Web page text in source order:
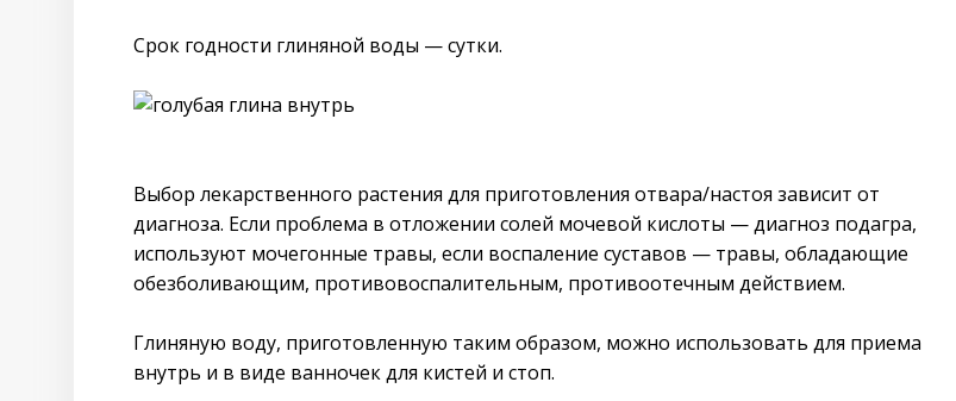
Срок годности глиняной воды — сутки.
Выбор лекарственного растения для приготовления отвара/настоя зависит от
диагноза. Если проблема в отложении солей мочевой кислоты — диагноз подагра,
используют мочегонные травы, если воспаление суставов — травы, обладающие
обезболивающим, противовоспалительным, противоотечным действием.
Глиняную воду, приготовленную таким образом, можно использовать для приема
внутрь и в виде ванночек для кистей и стоп.